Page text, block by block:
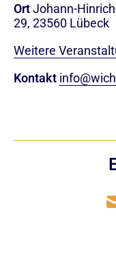
OrtJohann-
29, 23560 Lübeck
Weitere
Kontakt